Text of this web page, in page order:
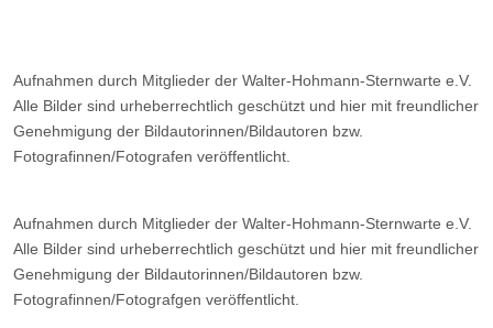
Aufnahmen durch Mitglieder der Walter-Hohmann-Sternwarte e.V.
Alle Bilder sind urheberrechtlich geschützt und hier mit freundlicher
Genehmigung der Bildautorinnen/Bildautoren bzw.
Fotografinnen/Fotografen veröffentlicht.
Aufnahmen durch Mitglieder der Walter-Hohmann-Sternwarte e.V.
Alle Bilder sind urheberrechtlich geschützt und hier mit freundlicher
Genehmigung der Bildautorinnen/Bildautoren bzw.
Fotografinnen/Fotografgen veröffentlicht.